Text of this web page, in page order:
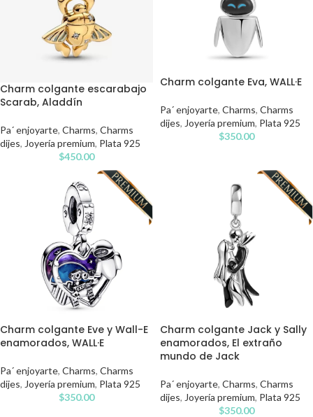
Charm colgante escarabajo
Scarab, Aladdín
Pa´ enjoyarte, Charms, Charms
dijes, Joyería premium, Plata 925
$450.00
Charm colgante Eva, WALL·E
Pa´ enjoyarte, Charms, Charms
dijes, Joyería premium, Plata 925
$350.00
Charm colgante Eve y Wall-E
enamorados, WALL·E
Pa´ enjoyarte, Charms, Charms
dijes, Joyería premium, Plata 925
$350.00
Charm colgante Jack y Sally
enamorados, El extraño
mundo de Jack
Pa´ enjoyarte, Charms, Charms
dijes, Joyería premium, Plata 925
$350.00